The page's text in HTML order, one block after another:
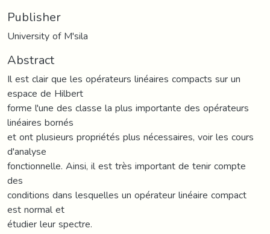
Publisher
University of M'sila
Abstract
Il est clair que les opérateurs linéaires compacts sur un
espace de Hilbert
forme l'une des classe la plus importante des opérateurs
linéaires bornés
et ont plusieurs propriétés plus nécessaires, voir les cours
d'analyse
fonctionnelle. Ainsi, il est très important de tenir compte
des
conditions dans lesquelles un opérateur linéaire compact
est normal et
étudier leur spectre.